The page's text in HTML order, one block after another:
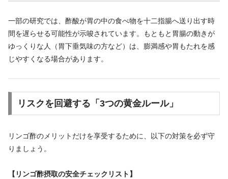
一部の研究では、酢酸が胃の中の食べ物を十二指腸へ送り出す時
間を遅らせる可能性が示唆されています。もともと胃腸の動きが
ゆっくりな人（胃下垂気味の方など）は、膨満感や胃もたれを感
じやすくなる場合があります。
リスクを回避する「3つの黄金ルール」
リンゴ酢のメリットだけを享受するために、以下の対策を必ず守
りましょう。
【リンゴ酢摂取の安全チェックリスト】